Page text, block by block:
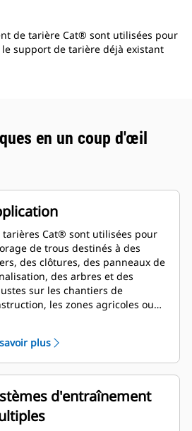
de tarière Cat® sont utilisées pour
support de tarière déjà existant
en un coup d'œil
tarières Cat® sont utilisées pour
de trous destinés à des
des clôtures, des panneaux de
des arbres et des
sur les chantiers de
les zones agricoles ou
plus
d'entraînement